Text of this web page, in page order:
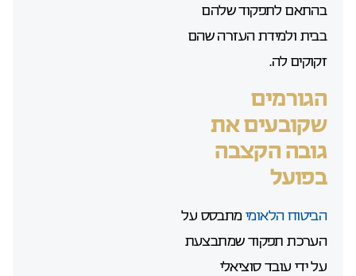
בהתאם לתפקוד שלהם
בבית ולמידת העזרה שהם
זקוקים לה.
הגורמים
שקובעים את
גובה הקצבה
בפועל
הביטוח הלאומימתבסס על
הערכת תפקוד שמתבצעת
על ידי עובד סוציאלי